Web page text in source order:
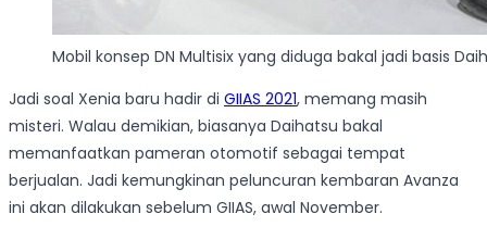
Mobil konsep DN Multisix yang diduga bakal jadi basis
Jadi soal Xenia baru hadir di GIIAS 2021, memang masih
misteri. Walau demikian, biasanya Daihatsu bakal
memanfaatkan pameran otomotif sebagai tempat
berjualan. Jadi kemungkinan peluncuran kembaran Avanza
ini akan dilakukan sebelum GIIAS, awal November.